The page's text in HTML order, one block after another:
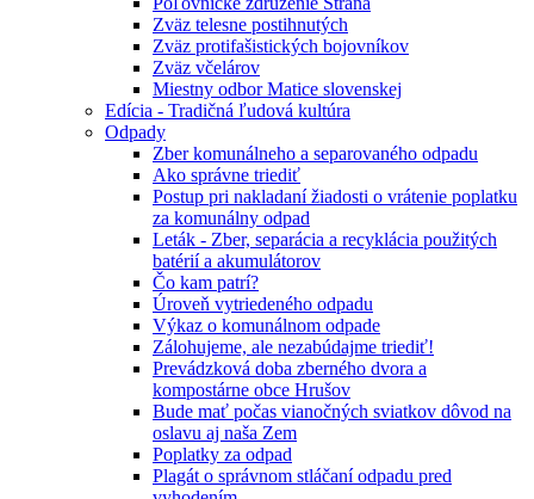
Zväz telesne postihnutých
Zväz protifašistických bojovníkov
Zväz včelárov
Miestny odbor Matice slovenskej
Edícia - Tradičná ľudová kultúra
Odpady
Zber komunálneho a separovaného odpadu
Ako správne triediť
Postup pri nakladaní žiadosti o vrátenie poplatku
za komunálny odpad
Leták - Zber, separácia a recyklácia použitých
batérií a akumulátorov
Čo kam patrí?
Úroveň vytriedeného odpadu
Výkaz o komunálnom odpade
Zálohujeme, ale nezabúdajme triediť!
Prevádzková doba zberného dvora a
kompostárne obce Hrušov
Bude mať počas vianočných sviatkov dôvod na
oslavu aj naša Zem
Poplatky za odpad
Plagát o správnom stláčaní odpadu pred